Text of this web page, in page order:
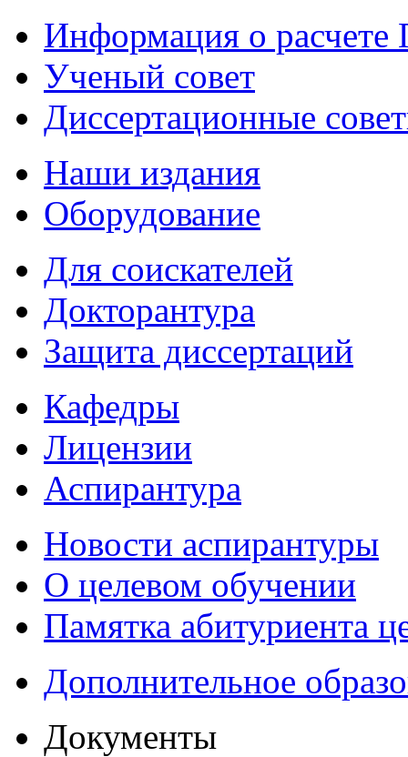
Информация о
Ученый совет
Диссертационные
Наши издания
Оборудование
Для соискателей
Докторантура
Защита диссертаций
Кафедры
Лицензии
Аспирантура
Новости аспирантуры
О целевом обучении
Памятка абитуриента
Дополнительное
Документы